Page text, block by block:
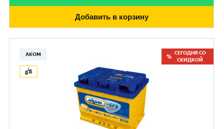
Добавить в корзину
АКОМ
СЕГОДНЯ СО
СКИДКОЙ